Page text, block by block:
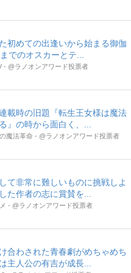
初めての出逢いから始まる御伽
でのオスカーとテ...
- @ラノオンアワード投票者
載時の旧題『転生王女様は魔法
』の時から面白く、...
魔法革命 - @ラノオンアワード投票者
て非常に難しいものに挑戦しよ
た作者の志に賞賛を...
- @ラノオンアワード投票者
合わされた青春劇がめちゃめち
主人公の有吉が成長...